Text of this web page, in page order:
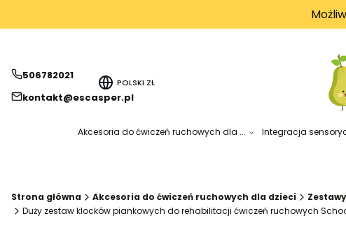
506782021
kontakt@escasper.pl
POLSKI ZŁ
Akcesoria do ćwiczeń ruchowych dla ... Integracja
Strona główna Akcesoria do ćwiczeń ruchowych dla dzieci
Duży zestaw klocków piankowych do rehabilitacji ćwiczeń ruchowych